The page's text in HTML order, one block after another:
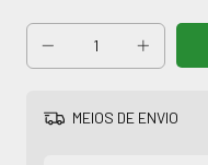
MEIOS DE ENVIO